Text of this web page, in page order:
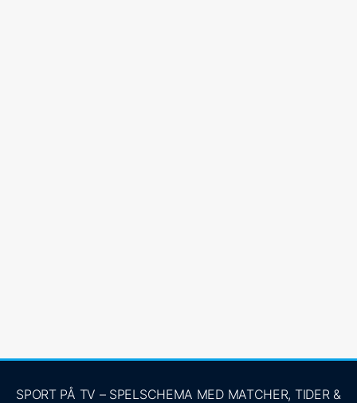
SPORT PÅ TV – SPELSCHEMA MED MATCHER, TIDER &